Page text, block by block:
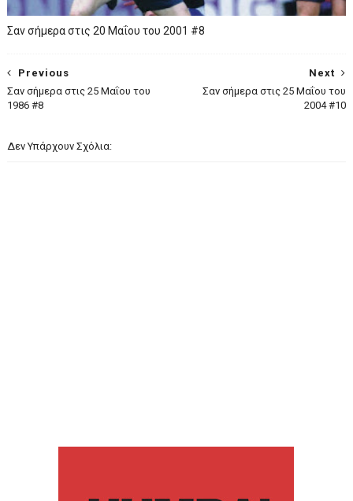
Σαν σήμερα στις 20 Μαΐου του 2001 #8
Next
Σαν σήμερα στις 25 Μαΐου του
2004 #10
Previous
Σαν σήμερα στις 25 Μαΐου του
1986 #8
Δεν Υπάρχουν Σχόλια: